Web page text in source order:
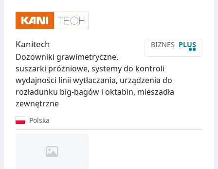
BIZNES PLUS
••
Kanitech
Dozowniki grawimetryczne,
suszarki próżniowe, systemy do kontroli
wydajności linii wytłaczania, urządzenia do
rozładunku big-bagów i oktabin, mieszadła
zewnętrzne
Polska